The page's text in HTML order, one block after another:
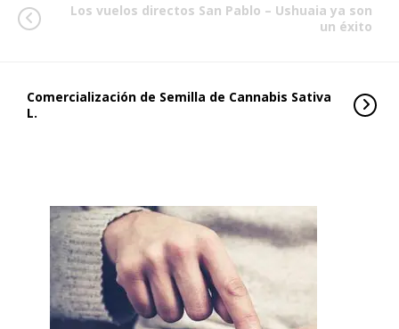
Los vuelos directos San Pablo – Ushuaia ya son
un éxito
Comercialización de Semilla de Cannabis Sativa
L.